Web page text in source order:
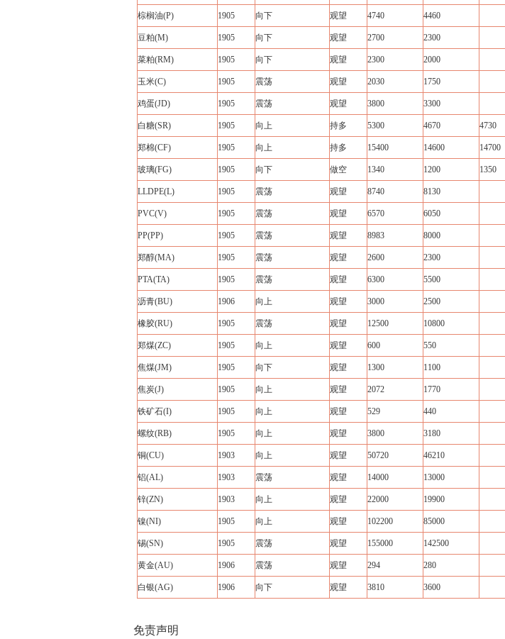
棕榈油(P) 1905 向下 观望 4740 4460
豆粕(M) 1905 向下 观望 2700 2300
菜粕(RM) 1905 向下 观望 2300 2000
玉米(C) 1905 震荡 观望 2030 1750
鸡蛋(JD) 1905 震荡 观望 3800 3300
白糖(SR) 1905 向上 持多 5300 4670 4730
郑棉(CF) 1905 向上 持多 15400 14600 14700
玻璃(FG) 1905 向下 做空 1340 1200 1350
LLDPE(L) 1905 震荡 观望 8740 8130
PVC(V) 1905 震荡 观望 6570 6050
PP(PP) 1905 震荡 观望 8983 8000
郑醇(MA) 1905 震荡 观望 2600 2300
PTA(TA) 1905 震荡 观望 6300 5500
沥青(BU) 1906 向上 观望 3000 2500
橡胶(RU) 1905 震荡 观望 12500 10800
郑煤(ZC) 1905 向上 观望 600 550
焦煤(JM) 1905 向下 观望 1300 1100
焦炭(J) 1905 向上 观望 2072 1770
铁矿石(I) 1905 向上 观望 529 440
螺纹(RB) 1905 向上 观望 3800 3180
铜(CU) 1903 向上 观望 50720 46210
铝(AL) 1903 震荡 观望 14000 13000
锌(ZN) 1903 向上 观望 22000 19900
镍(NI) 1905 向上 观望 102200 85000
锡(SN) 1905 震荡 观望 155000 142500
黄金(AU) 1906 震荡 观望 294 280
白银(AG) 1906 向下 观望 3810 3600
免责声明